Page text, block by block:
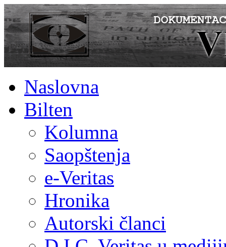
Naslovna
Bilten
Kolumna
Saopštenja
e-Veritas
Hronika
Autorski članci